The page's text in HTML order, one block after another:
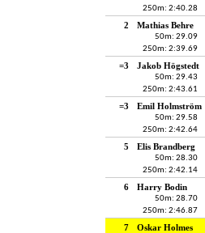
250m: 2:40.28
2 Mathias Behre
50m: 29.09
250m: 2:39.69
=3 Jakob Högstedt
50m: 29.43
250m: 2:43.61
=3 Emil Holmström
50m: 29.58
250m: 2:42.64
5 Elis Brandberg
50m: 28.30
250m: 2:42.14
6 Harry Bodin
50m: 28.70
250m: 2:46.87
7 Oskar Holmes